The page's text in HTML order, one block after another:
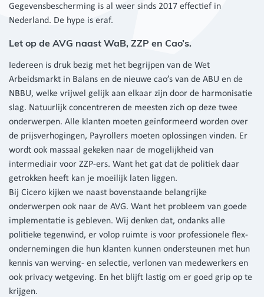
Gegevensbescherming is al weer sinds 2017 effectief in
Nederland. De hype is eraf.
Let op de AVG naast WaB, ZZP en Cao’s.
Iedereen is druk bezig met het begrijpen van de Wet
Arbeidsmarkt in Balans en de nieuwe cao’s van de ABU en de
NBBU, welke vrijwel gelijk aan elkaar zijn door de harmonisatie
slag. Natuurlijk concentreren de meesten zich op deze twee
onderwerpen. Alle klanten moeten geïnformeerd worden over
de prijsverhogingen, Payrollers moeten oplossingen vinden. Er
wordt ook massaal gekeken naar de mogelijkheid van
intermediair voor ZZP-ers. Want het gat dat de politiek daar
getrokken heeft kan je moeilijk laten liggen.
Bij Cicero kijken we naast bovenstaande belangrijke
onderwerpen ook naar de AVG. Want het probleem van goede
implementatie is gebleven. Wij denken dat, ondanks alle
politieke tegenwind, er volop ruimte is voor professionele flex-
ondernemingen die hun klanten kunnen ondersteunen met hun
kennis van werving- en selectie, verlonen van medewerkers en
ook privacy wetgeving. En het blijft lastig om er goed grip op te
krijgen.